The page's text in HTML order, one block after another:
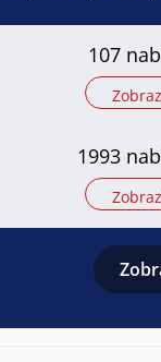
107
1993